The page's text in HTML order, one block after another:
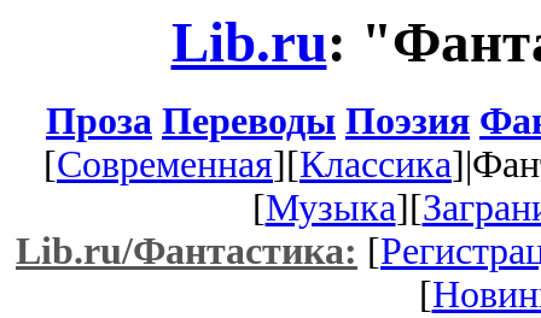
Lib.ru:
Проза Переводы Поэзия
[Современная][Классика
[Музыка][
Lib.ru/Фантастика: [
[